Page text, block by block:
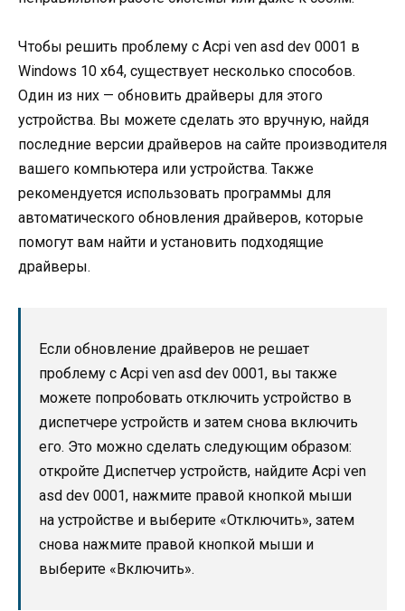
Чтобы решить проблему с Acpi ven asd dev 0001 в
Windows 10 x64, существует несколько способов.
Один из них — обновить драйверы для этого
устройства. Вы можете сделать это вручную, найдя
последние версии драйверов на сайте производителя
вашего компьютера или устройства. Также
рекомендуется использовать программы для
автоматического обновления драйверов, которые
помогут вам найти и установить подходящие
драйверы.
Если обновление драйверов не решает
проблему с Acpi ven asd dev 0001, вы также
можете попробовать отключить устройство в
диспетчере устройств и затем снова включить
его. Это можно сделать следующим образом:
откройте Диспетчер устройств, найдите Acpi ven
asd dev 0001, нажмите правой кнопкой мыши
на устройстве и выберите «Отключить», затем
снова нажмите правой кнопкой мыши и
выберите «Включить».